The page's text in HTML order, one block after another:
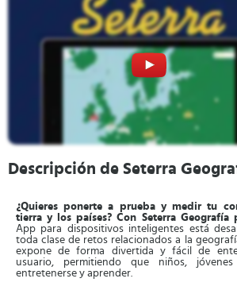
Descripción de Seterra
¿Quieres ponerte a prueba y medir tu
tierra y los países? Con Seterra Geografía
App para dispositivos inteligentes está
toda clase de retos relacionados a la
expone de forma divertida y fácil de
usuario, permitiendo que niños,
entretenerse y aprender.